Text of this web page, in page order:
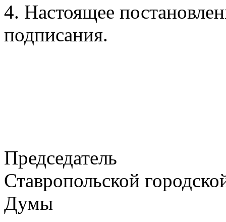
4. Настоящее
подписания.
Председатель
Ставропольской
Думы